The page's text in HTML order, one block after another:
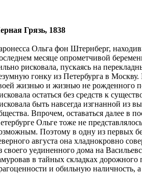
Грязь, 1838
Ольга фон Штернберг,
месяце опрометчивой
рисковала, пускаясь на
гонку из Петербурга в Москву.
жизнью и жизнью не рожденного
остаться без средств к
быть навсегда изгнанной из
Впрочем, оставаться далее в
Ольге тоже не представлялось
Поэтому в одну из первых
августа она хладнокровно
своего уединенного дома на
в тайных складках дорожного
и обильную наличность,